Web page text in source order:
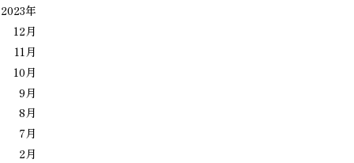
2023年
12月
11月
10月
9月
8月
7月
2月